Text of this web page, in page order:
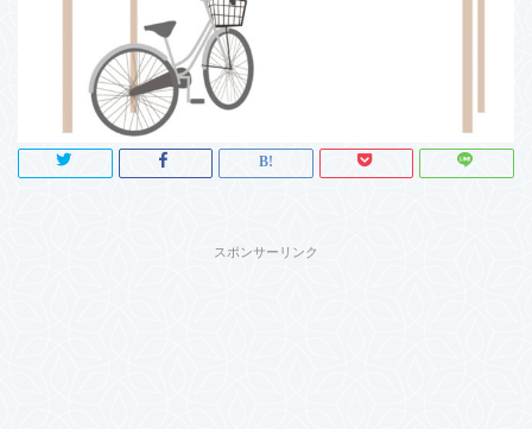
スポンサーリンク